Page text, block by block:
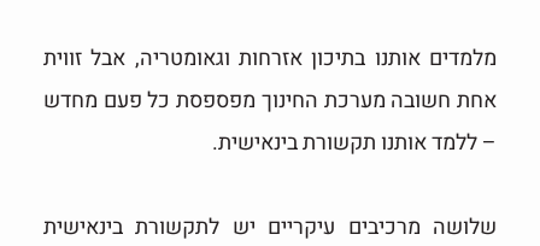
מלמדים אותנו בתיכון אזרחות וגאומטריה, אבל זווית
אחת חשובה מערכת החינוך מפספסת כל פעם מחדש
– ללמד אותנו תקשורת בינאישית.
שלושה מרכיבים עיקריים יש לתקשורת בינאישית